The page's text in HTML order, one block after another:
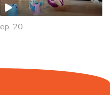
ep. 20